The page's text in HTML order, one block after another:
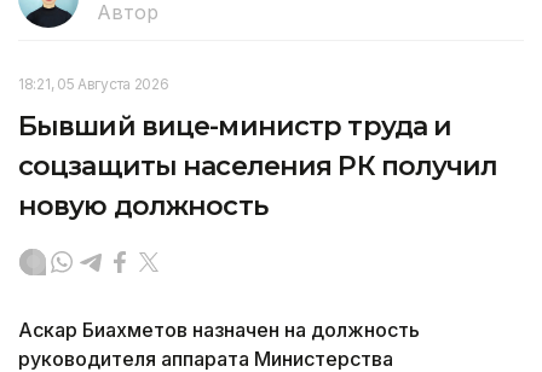
Автор
18:21, 05 Августа 2026
Бывший вице-министр труда и
соцзащиты населения РК получил
новую должность
Аскар Биахметов назначен на должность
руководителя аппарата Министерства